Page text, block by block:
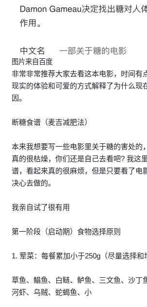
图片来自百度
非常非常推荐大家去看这本电影，时间有
现实的体验和可爱的方式解释了为什么现
因。
断糖食谱（麦吉减肥法）
本来我想要写一些电影里关于糖的害处的
真的很枯燥，你们还是自己去看吧? 我这
谱，看起来真的很麻烦，但是只要看了电
决心去做的。
我亲自试了很有用
第一阶段（启动期）食物选择原则
1. 荤菜：每餐累加小于250g（尽量选择和
草鱼、鲳鱼、白鲢、鲈鱼、三文鱼、沙丁
河虾、乌贼、蛇蝎鱼、小